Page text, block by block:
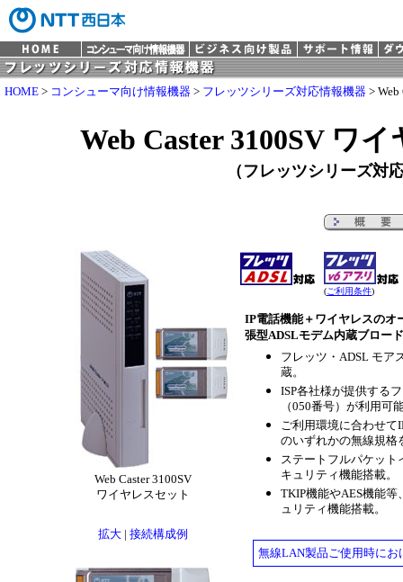
HOME > コンシューマ向け情報機器 > フレッツシリーズ対応情報機器 >
Web Caster 3100SV ワ
（フレッツシリーズ対
Web Caster 3100SV
ワイヤレスセット
拡大| 接続構成例
(ご利用条件)
IP電話機能＋ワイヤレスのオ
張型ADSLモデム内蔵ブロー
フレッツ・ADSL モア
蔵。
ISP各社様が提供する
（050番号）が利用可
ご利用環境に合わせて
のいずれかの無線規格
ステートフルパケット
キュリティ機能搭載。
TKIP機能やAES機能
ュリティ機能搭載。
無線LAN製品ご使用時に